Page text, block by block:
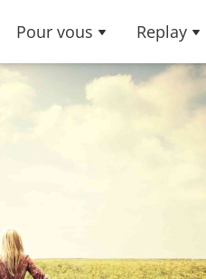
Pour vous Replay